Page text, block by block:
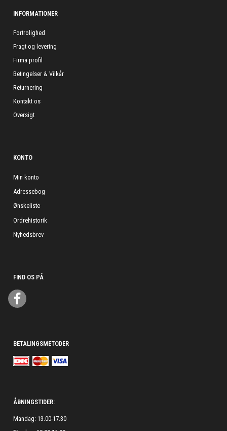
INFORMATIONER
Fortrolighed
Fragt og levering
Firma profil
Betingelser & Vilkår
Returnering
Kontakt os
Oversigt
KONTO
Min konto
Adressebog
Ønskeliste
Ordrehistorik
Nyhedsbrev
FIND OS PÅ
BETALINGSMETODER
ÅBNINGSTIDER:
Mandag: 13.00-17.30